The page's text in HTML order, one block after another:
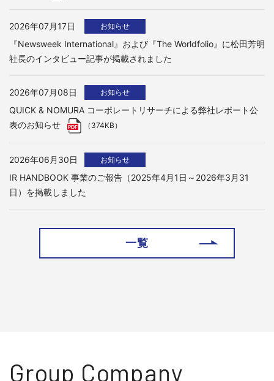
2026年07月17日 お知らせ
『Newsweek International』および『The Worldfolio』に松田芳明
社長のインタビュー記事が掲載されました
2026年07月08日 お知らせ
QUICK & NOMURA コーポレートリサーチによる弊社レポート公
表のお知らせ
（374KB）
2026年06月30日 お知らせ
IR HANDBOOK 事業のご報告（2025年4月1日～2026年3月31
日）を掲載しました
一覧
Group Company